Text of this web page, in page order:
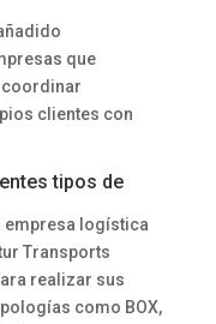
que
coordinar
clientes con
tipos de
empresa logística
Transports
realizar sus
como BOX,